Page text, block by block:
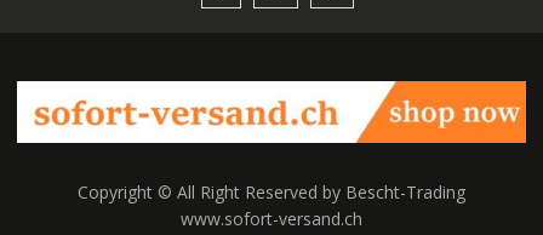
Copyright © All Right Reserved by Bescht-Trading
www.sofort-versand.ch